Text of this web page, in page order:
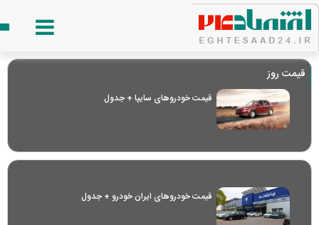
قیمت روز
قیمت خودرو‌های سایپا + جدول
قیمت خودرو‌های ایران خودرو + جدول